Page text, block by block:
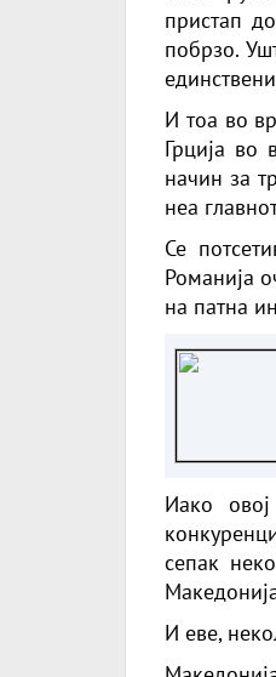
пристап
побрзо.
И тоа во
Грција во
начин за
неа
Се
Романија
на патна
Иако
сепак
И еве,